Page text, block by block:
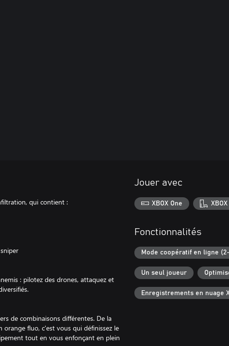
qui contient :
: pilotez des drones, attaquez et
de combinaisons différentes. De la
fluo, c'est vous qui définissez le
tout en vous enfonçant en plein
Jouer avec
XBOX One
Fonctionnalités
Mode coopératif en ligne
Un seul joueur
Enregistrements en nuage